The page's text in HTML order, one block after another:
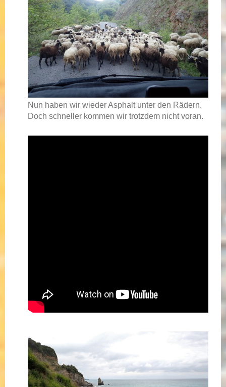
Nun haben wir wieder Asphalt unter den Rädern.
Doch schneller kommen wir trotzdem nicht voran.